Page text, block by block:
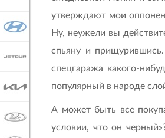
утверждают мои
Ну, неужели вы
спьяну и
спецгаража какого-
популярный в народе
А может быть все
условии, что он